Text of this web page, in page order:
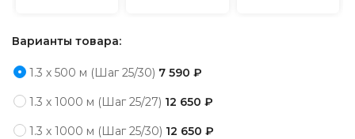
Варианты товара:
1.3 х 500 м (Шаг 25/30) 7 590 ₽
1.3 х 1000 м (Шаг 25/27) 12 650 ₽
1.3 х 1000 м (Шаг 25/30) 12 650 ₽